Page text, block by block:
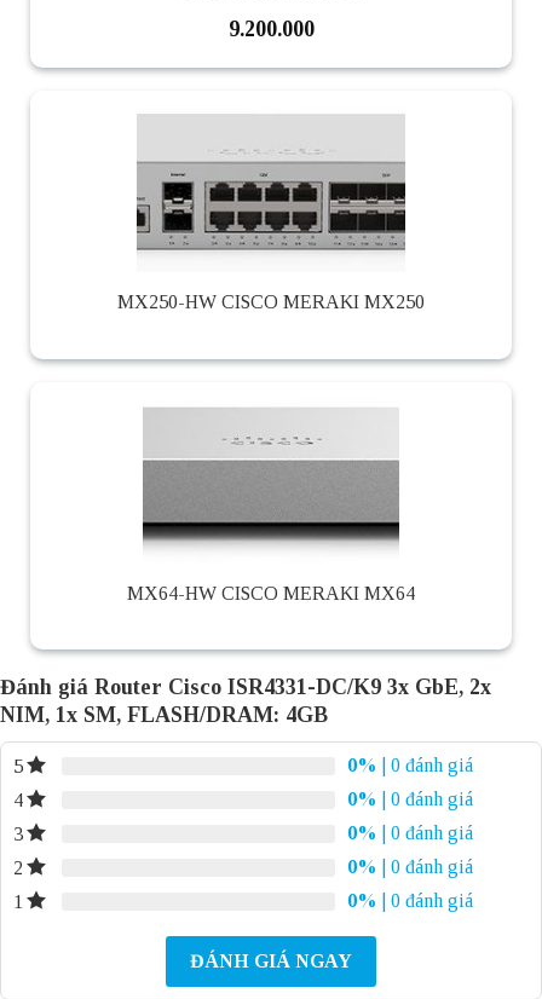
9.200.000
MX250-HW CISCO MERAKI MX250
MX64-HW CISCO MERAKI MX64
Đánh giá Router Cisco ISR4331-DC/K9 3x GbE, 2x
NIM, 1x SM, FLASH/DRAM: 4GB
5 0%
| 0 đánh giá
4
0%
| 0 đánh giá
3
0%
| 0 đánh giá
2
0%
| 0 đánh giá
1
0% | 0 đánh giá
ĐÁNH GIÁ NGAY